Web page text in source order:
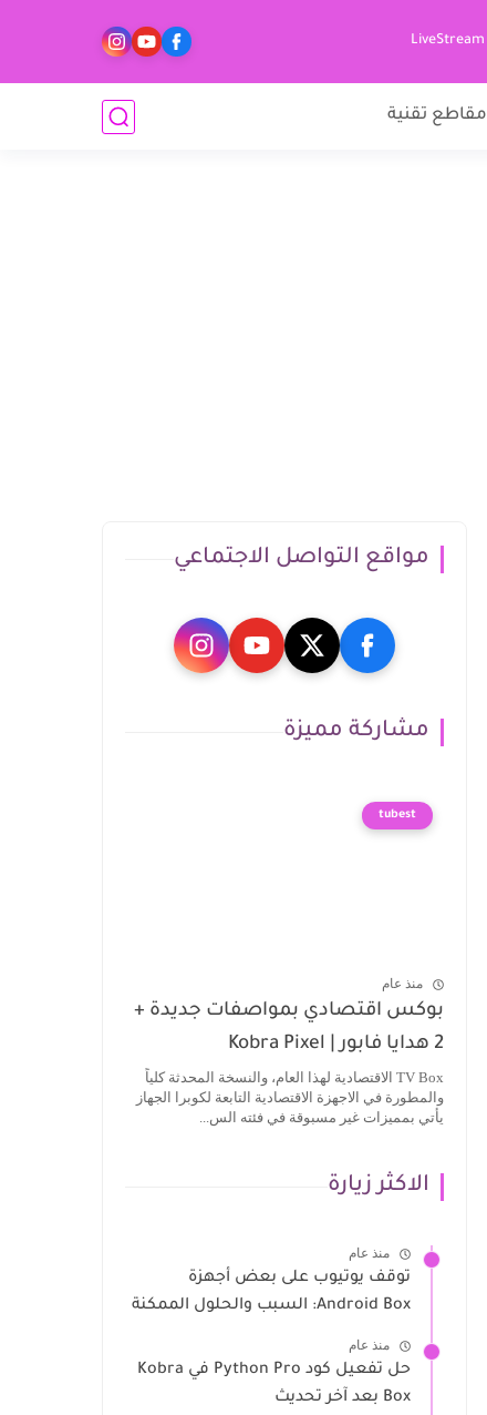
LiveStream
مقاطع تقنية
مواقع التواصل الاجتماعي
مشاركة مميزة
tubest
منذ عام
بوكس اقتصادي بمواصفات جديدة +
2 هدايا فابور | Kobra Pixel
TV Box الاقتصادية لهذا العام، والنسخة المحدثة كلياً
والمطورة في الاجهزة الاقتصادية التابعة لكوبرا الجهاز
يأتي بمميزات غير مسبوقة في فئته الس...
الاكثر زيارة
منذ عام
توقف يوتيوب على بعض أجهزة
Android Box: السبب والحلول الممكنة
منذ عام
حل تفعيل كود Python Pro في Kobra
Box بعد آخر تحديث